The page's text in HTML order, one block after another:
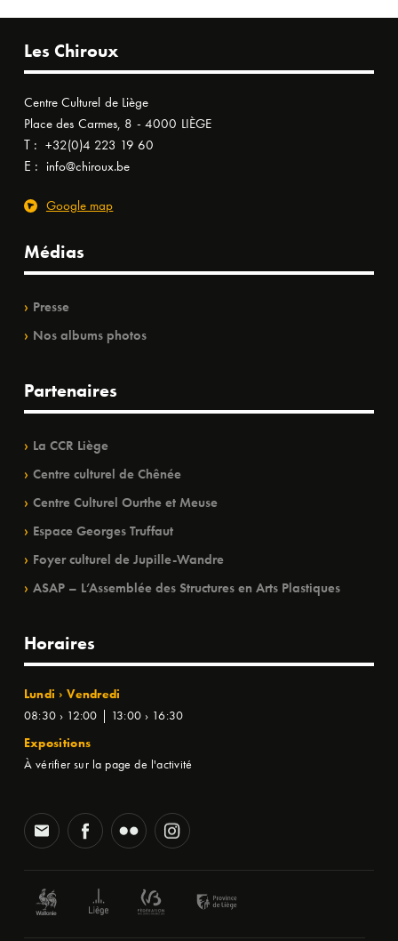
Les Chiroux
Centre Culturel de Liège
Place des Carmes, 8 - 4000 LIÈGE
T : +32(0)4 223 19 60
E : info@chiroux.be
Google map
Médias
Presse
Nos albums photos
Partenaires
La CCR Liège
Centre culturel de Chênée
Centre Culturel Ourthe et Meuse
Espace Georges Truffaut
Foyer culturel de Jupille-Wandre
ASAP – L’Assemblée des Structures en Arts Plastiques
Horaires
Lundi › Vendredi
08:30 › 12:00 | 13:00 › 16:30
Expositions
À vérifier sur la page de l'activité